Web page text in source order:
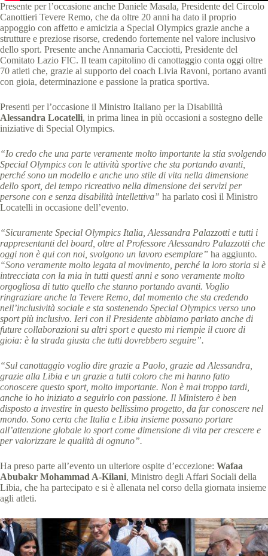
Presente per l’occasione anche Daniele Masala, Presidente del Circolo
Canottieri Tevere Remo, che da oltre 20 anni ha dato il proprio
appoggio con affetto e amicizia a Special Olympics grazie anche a
strutture e preziose risorse, credendo fortemente nel valore inclusivo
dello sport. Presente anche Annamaria Cacciotti, Presidente del
Comitato Lazio FIC. Il team capitolino di canottaggio conta oggi oltre
70 atleti che, grazie al supporto del coach Livia Ravoni, portano avanti
con gioia, determinazione e passione la pratica sportiva.
Presenti per l’occasione il Ministro Italiano per la Disabilità
Alessandra Locatelli, in prima linea in più occasioni a sostegno delle
iniziative di Special Olympics.
“Io credo che una parte veramente molto importante la stia svolgendo
Special Olympics con le attività sportive che sta portando avanti,
perché sono un modello e anche uno stile di vita nella dimensione
dello sport, del tempo ricreativo nella dimensione dei servizi per
persone con e senza disabilità intellettiva” ha parlato così il Ministro
Locatelli in occasione dell’evento.
“Sicuramente Special Olympics Italia, Alessandra Palazzotti e tutti i
rappresentanti del board, oltre al Professore Alessandro Palazzotti che
oggi non è qui con noi, svolgono un lavoro esemplare” ha aggiunto.
“Sono veramente molto legata al movimento, perché la loro storia si è
intrecciata con la mia in tutti questi anni e sono veramente molto
orgogliosa di tutto quello che stanno portando avanti. Voglio
ringraziare anche la Tevere Remo, dal momento che sta credendo
nell’inclusività sociale e sta sostenendo Special Olympics verso uno
sport più inclusivo. Ieri con il Presidente abbiamo parlato anche di
future collaborazioni su altri sport e questo mi riempie il cuore di
gioia: è la strada giusta che tutti dovrebbero seguire”.
“Sul canottaggio voglio dire grazie a Paolo, grazie ad Alessandra,
grazie alla Libia e un grazie a tutti coloro che mi hanno fatto
conoscere questo sport, molto importante. Non è mai troppo tardi,
anche io ho iniziato a seguirlo con passione. Il Ministero è ben
disposto a investire in questo bellissimo progetto, da far conoscere nel
mondo. Sono certa che Italia e Libia insieme possano portare
all’attenzione globale lo sport come dimensione di vita per crescere e
per valorizzare le qualità di ognuno”.
Ha preso parte all’evento un ulteriore ospite d’eccezione: Wafaa
Abubakr Mohammad A-Kilani, Ministro degli Affari Sociali della
Libia, che ha partecipato e si è allenata nel corso della giornata insieme
agli atleti.